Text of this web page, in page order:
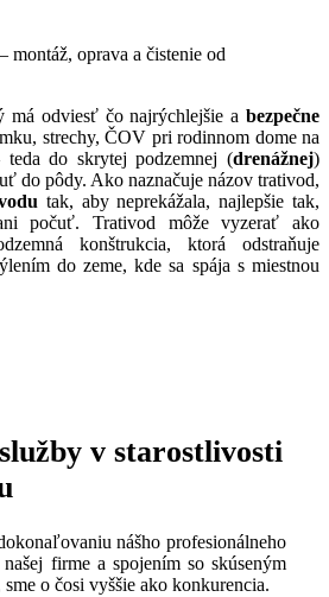
montáž, oprava a čistenie od
má odviesť čo najrýchlejšie a bezpečne
strechy, ČOV pri rodinnom dome na
teda do skrytej podzemnej (drenážnej)
do pôdy. Ako naznačuje názov trativod,
tak, aby neprekážala, najlepšie tak,
počuť. Trativod môže vyzerať ako
konštrukcia, ktorá odstraňuje
do zeme, kde sa spája s miestnou
v starostlivosti
nášho profesionálneho
firme a spojením so skúseným
o čosi vyššie ako konkurencia.